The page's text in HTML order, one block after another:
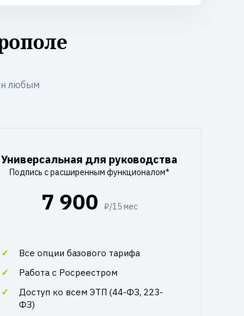
любым
Универсальная для руководства
Подпись с расширенным функционалом*
7 900 ₽/15 мес
Все опции базового тарифа
Работа с Росреестром
Доступ ко всем ЭТП (44-ФЗ, 223-
ФЗ)